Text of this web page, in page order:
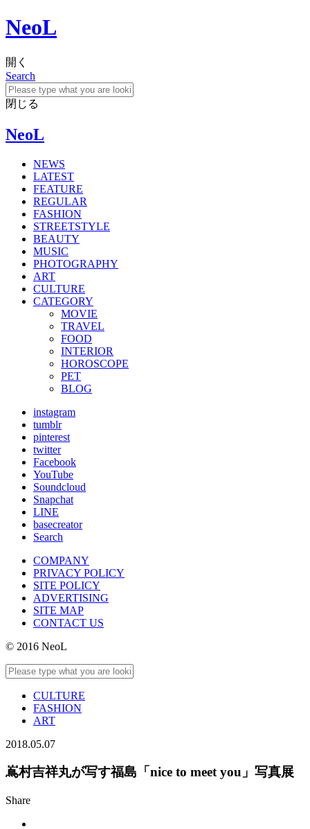
NeoL
開く
Search
閉じる
NeoL
NEWS
LATEST
FEATURE
REGULAR
FASHION
STREETSTYLE
BEAUTY
MUSIC
PHOTOGRAPHY
ART
CULTURE
CATEGORY
MOVIE
TRAVEL
FOOD
INTERIOR
HOROSCOPE
PET
BLOG
instagram
tumblr
pinterest
twitter
Facebook
YouTube
Soundcloud
Snapchat
LINE
basecreator
Search
COMPANY
PRIVACY POLICY
SITE POLICY
ADVERTISING
SITE MAP
CONTACT US
© 2016 NeoL
CULTURE
FASHION
ART
2018.05.07
嶌村吉祥丸が写す福島「nice to meet you」写真展
Share